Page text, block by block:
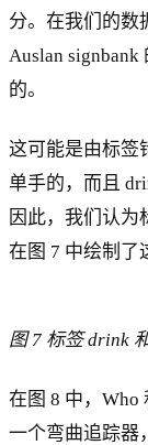
分。在我们的数
Auslan
的。
这可能是由标签
单手的，而且
因此，我们认为
在图 7 中绘制了
图 7 标签 drink
在图 8 中，Who
一个弯曲追踪器